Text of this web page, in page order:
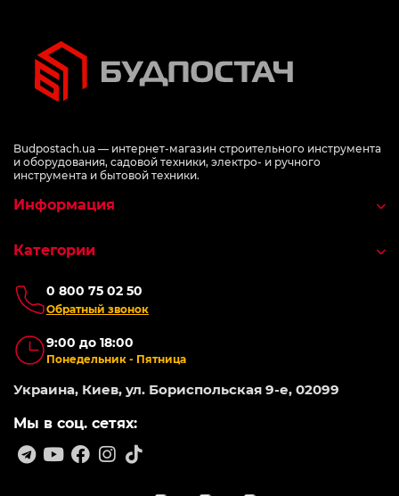
Budpostach.ua — интернет-магазин строительного инструмента
и оборудования, садовой техники, электро- и ручного
инструмента и бытовой техники.
0 800 75 02 50
Обратный звонок
9:00 до 18:00
Понедельник - Пятница
Украина, Киев, ул. Бориспольская 9-е, 02099
Мы в соц. сетях:
Информация
Категории